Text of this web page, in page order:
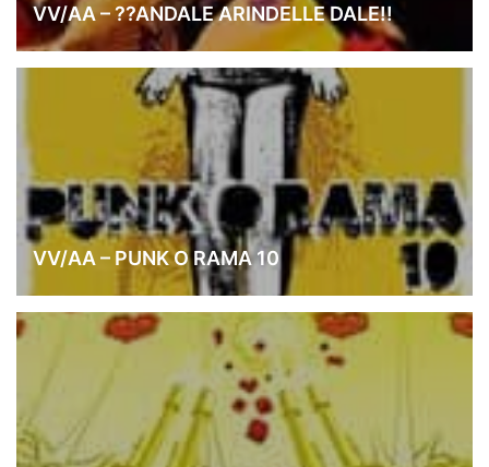
VV/AA – ??ANDALE ARINDELLE DALE!!
VV/AA – PUNK O RAMA 10